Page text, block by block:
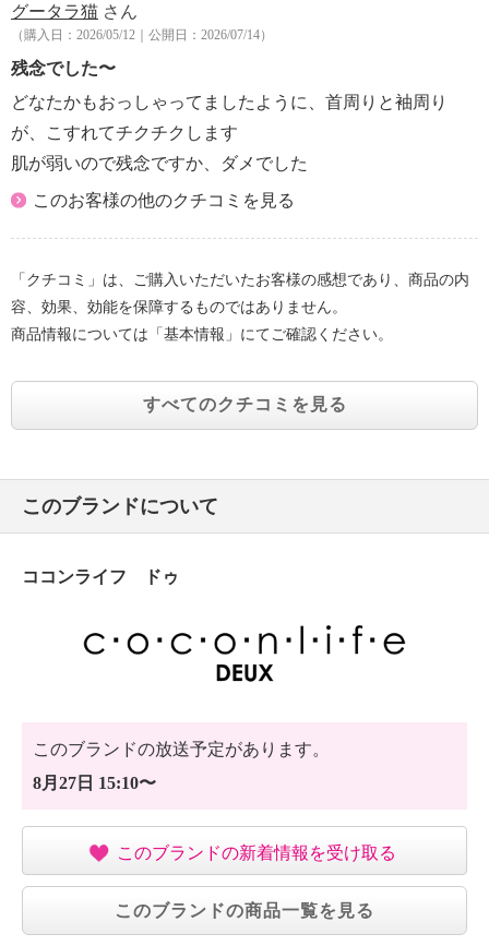
グータラ猫 さん
（購入日：2026/05/12｜公開日：2026/07/14）
残念でした〜
どなたかもおっしゃってましたように、首周りと袖周り
が、こすれてチクチクします
肌が弱いので残念ですか、ダメでした
このお客様の他のクチコミを見る
「クチコミ」は、ご購入いただいたお客様の感想であり、商品の内
容、効果、効能を保障するものではありません。
商品情報については「基本情報」にてご確認ください。
すべてのクチコミを見る
このブランドについて
ココンライフ ドゥ
このブランドの放送予定があります。
8月27日 15:10〜
このブランドの新着情報を受け取る
このブランドの商品一覧を見る